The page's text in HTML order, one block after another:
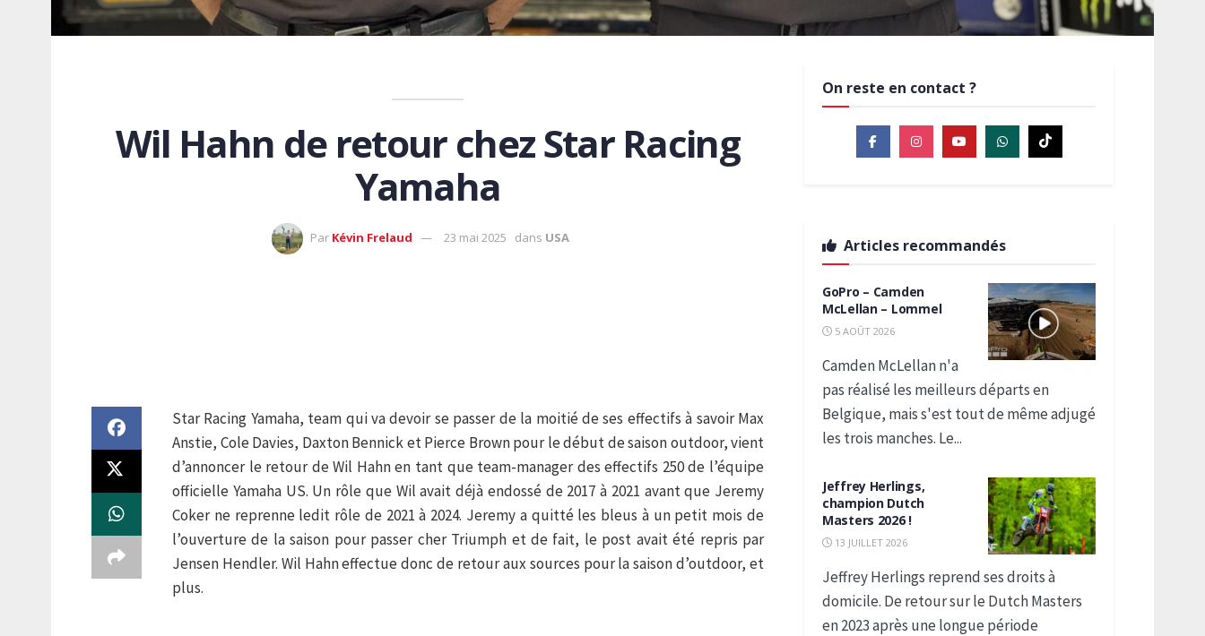
Wil Hahn de retour chez Star Racing
Yamaha
Par Kévin Frelaud 23 mai 2025 dans USA
Star Racing Yamaha, team qui va devoir se passer de la moitié de ses effectifs à savoir Max
Anstie, Cole Davies, Daxton Bennick et Pierce Brown pour le début de saison outdoor, vient
d’annoncer le retour de Wil Hahn en tant que team-manager des effectifs 250 de l’équipe
officielle Yamaha US. Un rôle que Wil avait déjà endossé de 2017 à 2021 avant que Jeremy
Coker ne reprenne ledit rôle de 2021 à 2024. Jeremy a quitté les bleus à un petit mois de
l’ouverture de la saison pour passer cher Triumph et de fait, le post avait été repris par
Jensen Hendler. Wil Hahn effectue donc de retour aux sources pour la saison d’outdoor, et
plus.
On reste en contact ?
Articles recommandés
GoPro – Camden
McLellan – Lommel
5 AOÛT 2026
Camden McLellan n'a
pas réalisé les meilleurs départs en
Belgique, mais s'est tout de même adjugé
les trois manches. Le...
Jeffrey Herlings,
champion Dutch
Masters 2026 !
13 JUILLET 2026
Jeffrey Herlings reprend ses droits à
domicile. De retour sur le Dutch Masters
en 2023 après une longue période